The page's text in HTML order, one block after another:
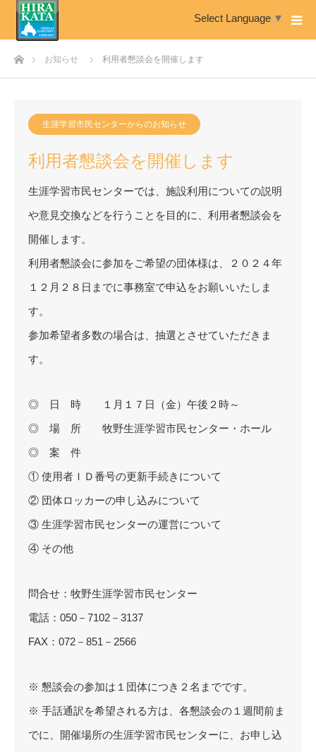
Select Language ▼
ホームお知らせ 利用者懇談会を開催します
生涯学習市民センターからのお知らせ
利用者懇談会を開催します
生涯学習市民センターでは、施設利用についての説明
や意見交換などを行うことを目的に、利用者懇談会を
開催します。
利用者懇談会に参加をご希望の団体様は、２０２４年
１２月２８日までに事務室で申込をお願いいたしま
す。
参加希望者多数の場合は、抽選とさせていただきま
す。
◎ 日 時 １月１７日（金）午後２時～
◎ 場 所 牧野生涯学習市民センター・ホール
◎ 案 件
① 使用者ＩＤ番号の更新手続きについて
② 団体ロッカーの申し込みについて
③ 生涯学習市民センターの運営について
④ その他
問合せ：牧野生涯学習市民センター
電話：050－7102－3137
FAX：072－851－2566
※ 懇談会の参加は１団体につき２名までです。
※ 手話通訳を希望される方は、各懇談会の１週間前ま
でに、開催場所の生涯学習市民センターに、お申し込